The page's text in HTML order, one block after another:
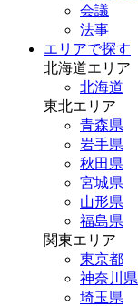
会議
法事
エリアで探す
北海道エリア
北海道
東北エリア
青森県
岩手県
秋田県
宮城県
山形県
福島県
関東エリア
東京都
神奈川県
埼玉県